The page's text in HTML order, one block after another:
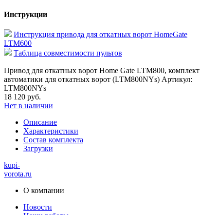
Инструкции
Инструкция привода для откатных ворот HomeGate
LTM600
Таблица совместимости пультов
Привод для откатных ворот Home Gate LTM800, комплект
автоматики для откатных ворот (LTM800NYs) Артикул:
LTM800NYs
18 120 руб.
Нет в наличии
Описание
Характеристики
Состав комплекта
Загрузки
kupi-
vorota.ru
О компании
Новости